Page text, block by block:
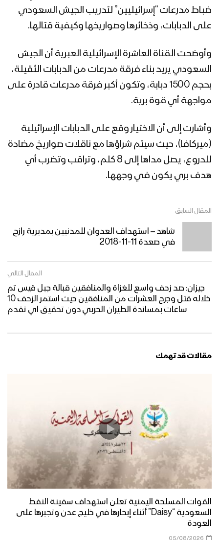
ضباط مدرعات “إسرائيليين” لتدريب الجيش السعودي
على الدبابات، وذخائرها وصواريخها وكيفية قتالها.
وأوضحت القناة العاشرة الإسرائيلية العبرية أن الجيش
السعودي يريد بناء فرقة مدرعات من الدبابات الثقيلة،
بحجم 1500 دبابة، وتكون أكبر فرقة مدرعات قادرة على
مواجهة أي قوة برية.
وأشارت إلى أن الاختيار وقع على الدبابات الإسرائيلية
(ميركافا)، حيث سيتم شراؤها مع ناقلات صواريخ مضادة
للدروع، يصل مداها إلى 8 كلم، وتراقب وتضرب أي
هدف بري يكون في وجهها.
المقال السابق
شاهد – استهداف العدوان للمدنيين بمديرية رازح
في صعدة 11-11-2018
المقال التالي
جيزان: صد زحف واسع للغزاة والمنافقين قبالة جبل قيس تم
خلاله قتل وجرح العشرات من المنافقين حيث استمر الزحف 10
ساعات بمساندة الطيران الحربي دون تحقيق اي تقدم
مقالات قد تهمك
القوات المسلحة اليمنية تعلن استهداف سفينة النفط
السعودية “Daisy” أثناء إبحارها في خليج عدن وتجبرها على
العودة
05/08/2026